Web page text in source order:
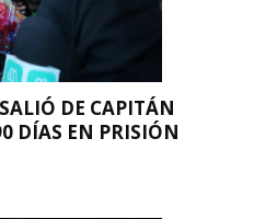
DE CAPITÁN
DÍAS EN PRISIÓN